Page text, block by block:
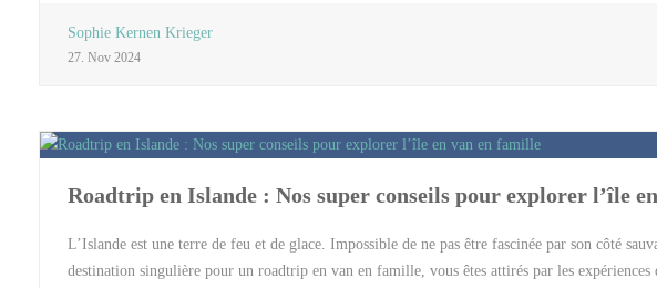
est possible d’enrichir son quotidien au travers d’une nouvelle découverte. Le gros avantage
Sophie Kernen Krieger
27. Nov 2024
Roadtrip en Islande : Nos super conseils pour explorer l’île
L’Islande est une terre de feu et de glace. Impossible de ne pas être fascinée par son côté
destination singulière pour un roadtrip en van en famille, vous êtes attirés par les expériences